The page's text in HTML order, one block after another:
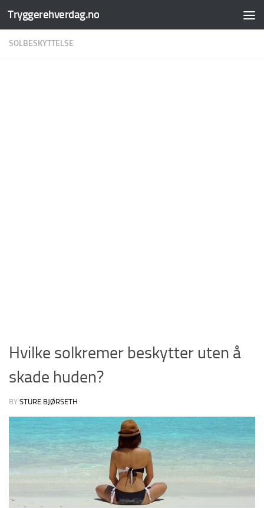
Skip to content
Tryggerehverdag.no
SOLBESKYTTELSE
Hvilke solkremer beskytter uten å
skade huden?
BY STURE BJØRSETH